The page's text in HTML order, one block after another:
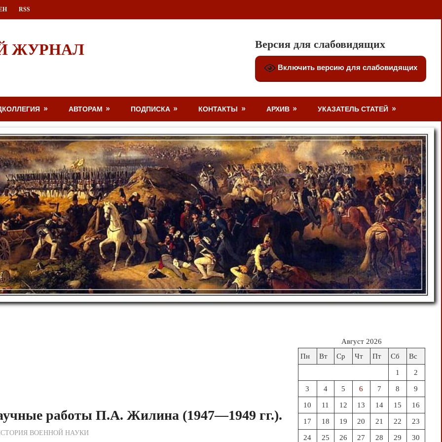
RSS
ЖУРНАЛ Версия для слабовидящих
Включить версию для слабовидящих
АВТОРАМ ПОДПИСКА КОНТАКТЫ АРХИВ УКАЗАТЕЛЬ СТАТЕЙ
работы П.А. Жилина (1947—1949 гг.).
по Редакции
ВОЕННОЙ НАУКИ
Август 2026
Пн
Вт Ср Чт Пт Сб Вс
1 2
3 4 5 6 7 8 9
10 11 12 13 14 15 16
17 18 19 20 21 22 23
24 25 26 27 28 29 30